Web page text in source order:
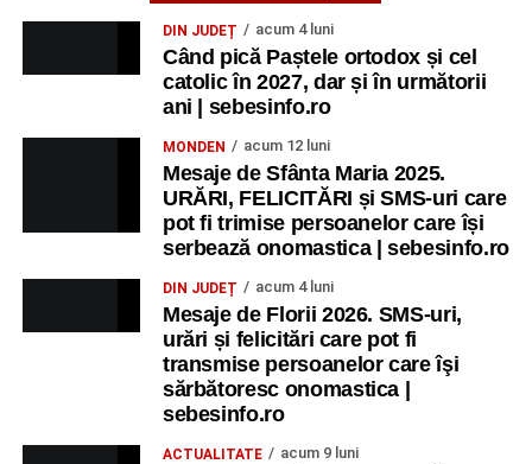
DIN JUDEȚ acum 4 luni
Când pică Paștele ortodox și cel
catolic în 2027, dar și în următorii
ani | sebesinfo.ro
MONDEN acum 12 luni
Mesaje de Sfânta Maria 2025.
URĂRI, FELICITĂRI și SMS-uri care
pot fi trimise persoanelor care își
serbează onomastica | sebesinfo.ro
DIN JUDEȚ acum 4 luni
Mesaje de Florii 2026. SMS-uri,
urări și felicitări care pot fi
transmise persoanelor care îşi
sărbătoresc onomastica |
sebesinfo.ro
ACTUALITATE acum 9 luni